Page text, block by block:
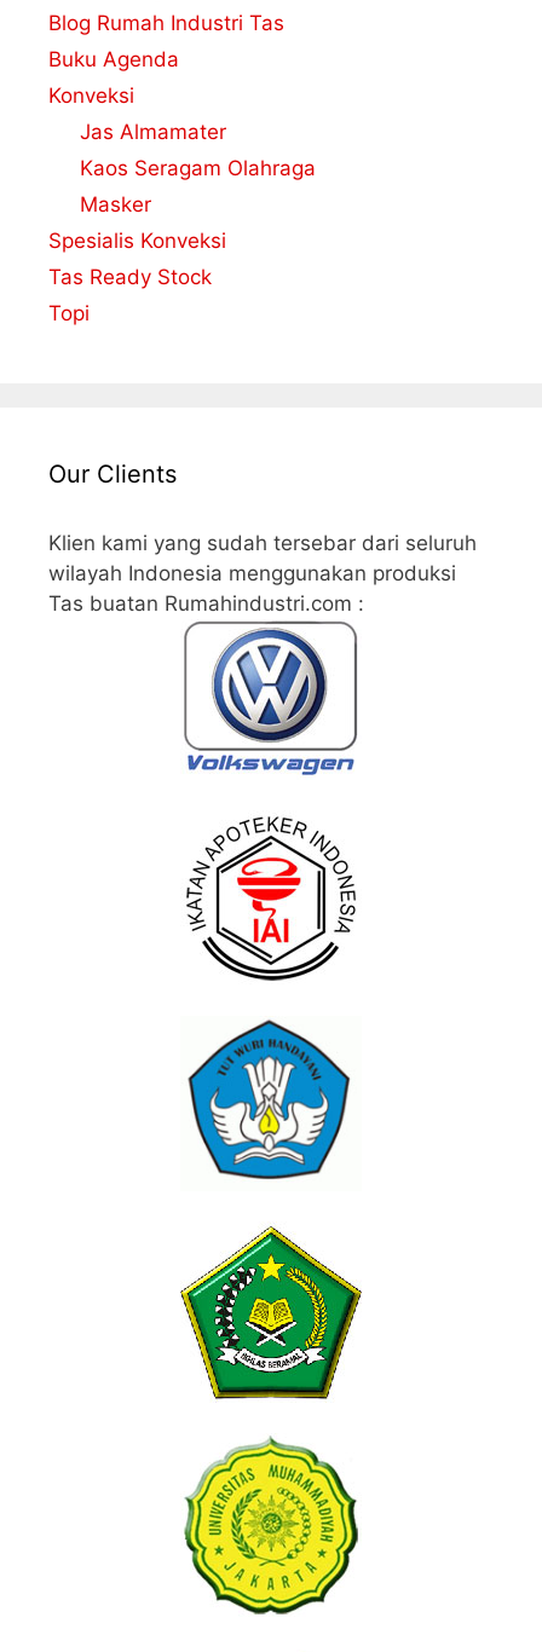
Blog Rumah Industri Tas
Buku Agenda
Konveksi
Jas Almamater
Kaos Seragam Olahraga
Masker
Spesialis Konveksi
Tas Ready Stock
Topi
Our Clients
Klien kami yang sudah tersebar dari seluruh
wilayah Indonesia menggunakan produksi
Tas buatan Rumahindustri.com :